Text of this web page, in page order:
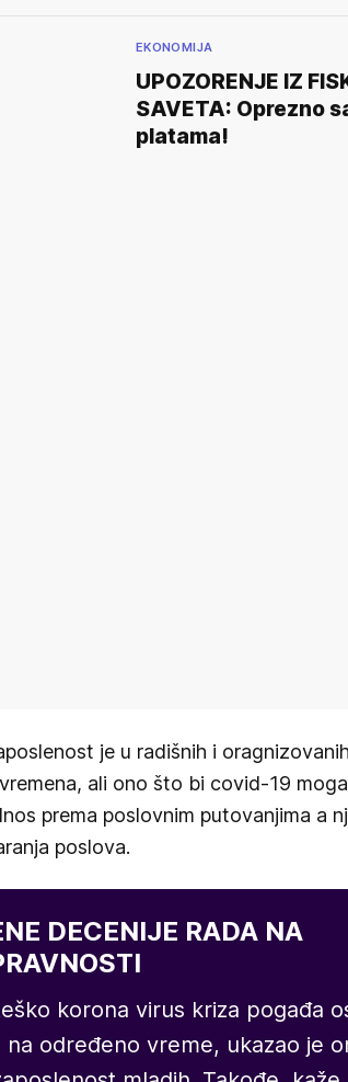
EKONOMIJA
UPOZORENJE IZ
SAVETA: Oprezno
platama!
je u radišnih i
ali ono što bi covid-19
prema poslovnim putovanjima a
poslova.
DECENIJE RADA NA
korona virus kriza pogađa
na određeno vreme, ukazao je